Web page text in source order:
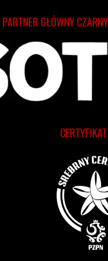
PARTNER GŁÓWNY